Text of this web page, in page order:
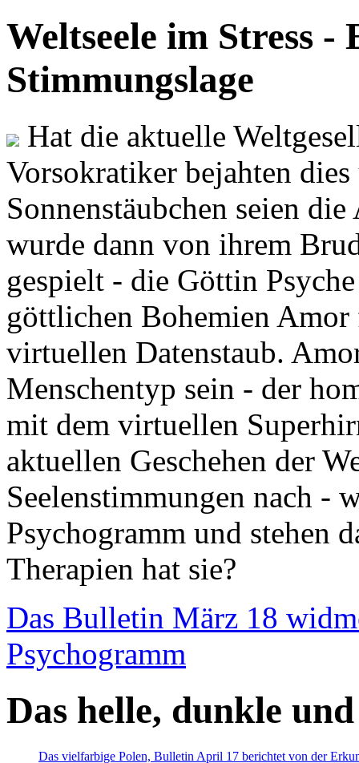
Weltseele im Stress -
Stimmungslage
Hat die aktuelle
Vorsokratiker bejahten
Sonnenstäubchen seien
wurde dann von ihrem
gespielt - die Göttin
göttlichen Bohemien
virtuellen Datenstaub.
Menschentyp sein - der
mit dem virtuellen
aktuellen Geschehen der
Seelenstimmungen nach -
Psychogramm und stehen
Therapien hat sie?
Das Bulletin März 18
Psychogramm
Das helle, dunkle
Das vielfarbige Polen, Bulletin April 17 berichtet von der